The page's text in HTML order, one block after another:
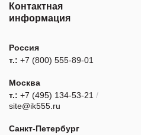
Контактная
информация
Россия
т.: +7 (800) 555-89-01
Москва
т.: +7 (495) 134-53-21 /
site@ik555.ru
Санкт-Петербург